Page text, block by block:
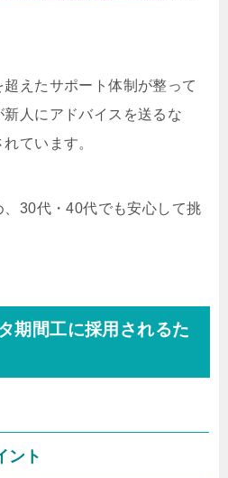
えたサポート体制が整って
人にアドバイスを送るな
ています。
30代・40代でも安心して挑
期間工に採用されるた
ント